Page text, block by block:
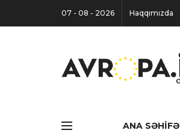
07 - 08 - 2026 Haqqımızda
ANA SƏHIFƏ